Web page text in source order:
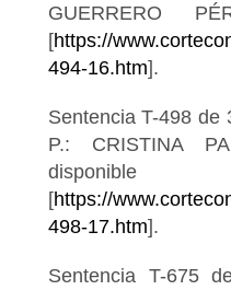
GUERRERO
[https://
494-16.htm].
Sentencia T-498 de
P.: CRISTINA
[https://
498-17.htm].
Sentencia T-675